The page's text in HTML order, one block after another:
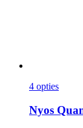
4 opties
Nyos